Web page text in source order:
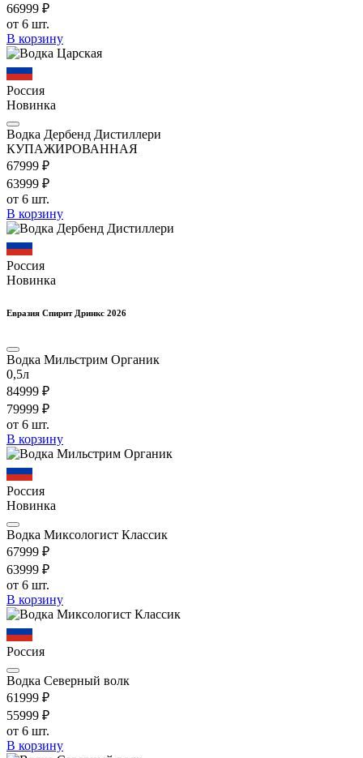
66999 ₽
от 6 шт.
В корзину
Россия
Новинка
Водка Дербенд Дистиллери
КУПАЖИРОВАННАЯ
67999 ₽
63999 ₽
от 6 шт.
В корзину
Россия
Новинка
Евразия Спирит Дринкс 2026
Водка Мильстрим Органик
0,5л
84999 ₽
79999 ₽
от 6 шт.
В корзину
Россия
Новинка
Водка Миксологист Классик
67999 ₽
63999 ₽
от 6 шт.
В корзину
Россия
Водка Северный волк
61999 ₽
55999 ₽
от 6 шт.
В корзину